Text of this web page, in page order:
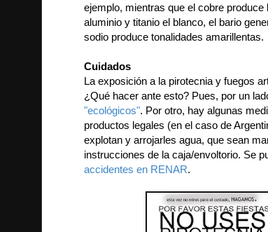
ejemplo, mientras que el cobre
aluminio y titanio el blanco, el bario
sodio produce tonalidades amarillentas.
Cuidados
La exposición a la pirotecnia y fuegos
¿Qué hacer ante esto? Pues, por un
"ecológicos". Por otro, hay algunas
productos legales (en el caso de
explotan y arrojarles agua, que sean
instrucciones de la caja/envoltorio. Se
accidentes en RENAR.